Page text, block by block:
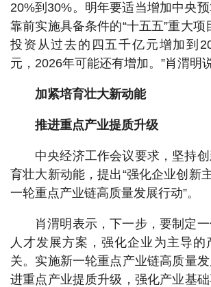
20%到30%。明年要适当增加中央预
靠前实施具备条件的“十五五”重大项
投资从过去的四五千亿元增加到
元，2026年可能还有增加。”肖渭明说
加紧培育壮大新动能
推进重点产业提质升级
中央经济工作会议要求，坚持
育壮大新动能，提出“强化企业创新
一轮重点产业链高质量发展行动”。
肖渭明表示，下一步，要制定
人才发展方案，强化企业为主导的
关。实施新一轮重点产业链高质量
进重点产业提质升级，强化产业基